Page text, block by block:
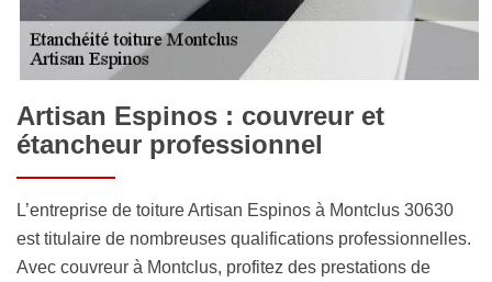
Artisan Espinos : couvreur et
étancheur professionnel
L’entreprise de toiture Artisan Espinos à Montclus 30630
est titulaire de nombreuses qualifications professionnelles.
Avec couvreur à Montclus, profitez des prestations de